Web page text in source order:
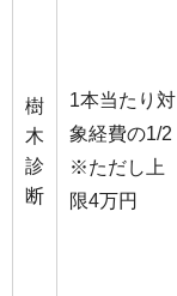
樹
木
診
断
1本当たり対
象経費の1/2
※ただし上
限4万円